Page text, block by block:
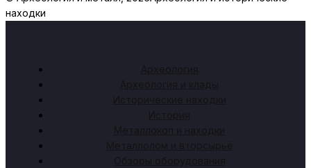
находки
Археология
Археология и клады
Исторические находки
История
Металлокоп и находки
Металлолом и вторсырьё
Обзоры оборудования